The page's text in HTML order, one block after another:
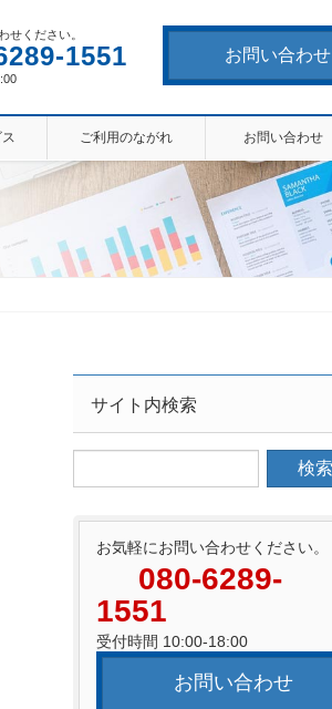
せください。
1551 お問い合わせ
ご利用のながれ お問い合わせ
サイト内検索
お気軽にお問い合わせください。
080-6289-
1551
受付時間 10:00-18:00
お問い合わせ